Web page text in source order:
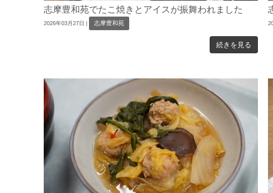
志摩豊和苑でたこ焼きとアイスが振舞われました
2026年03月27日 | 志摩豊和苑
続きを見る